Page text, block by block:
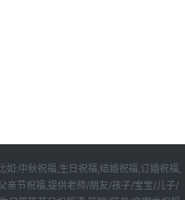
:中秋祝福,生日祝福,结婚祝福,订婚祝福,
亲节祝福,提供老师/朋友/孩子/宝宝/儿子/